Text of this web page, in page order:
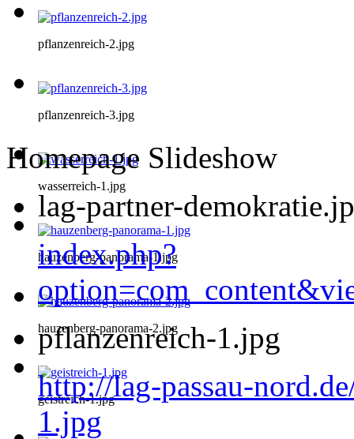
pflanzenreich-2.jpg
pflanzenreich-3.jpg
wasserreich-1.jpg
hauzenberg-panorama-1.jpg
hauzenberg-panorama-2.jpg
geistreich-1.jpg
Homepage Slideshow
lag-partner-
index.php?
pflanzenreich-1.jpg
http://lag-passau-
1.jpg